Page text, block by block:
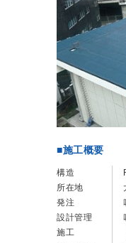
■施工概要
構造
所在地
発注
設計管理
施工